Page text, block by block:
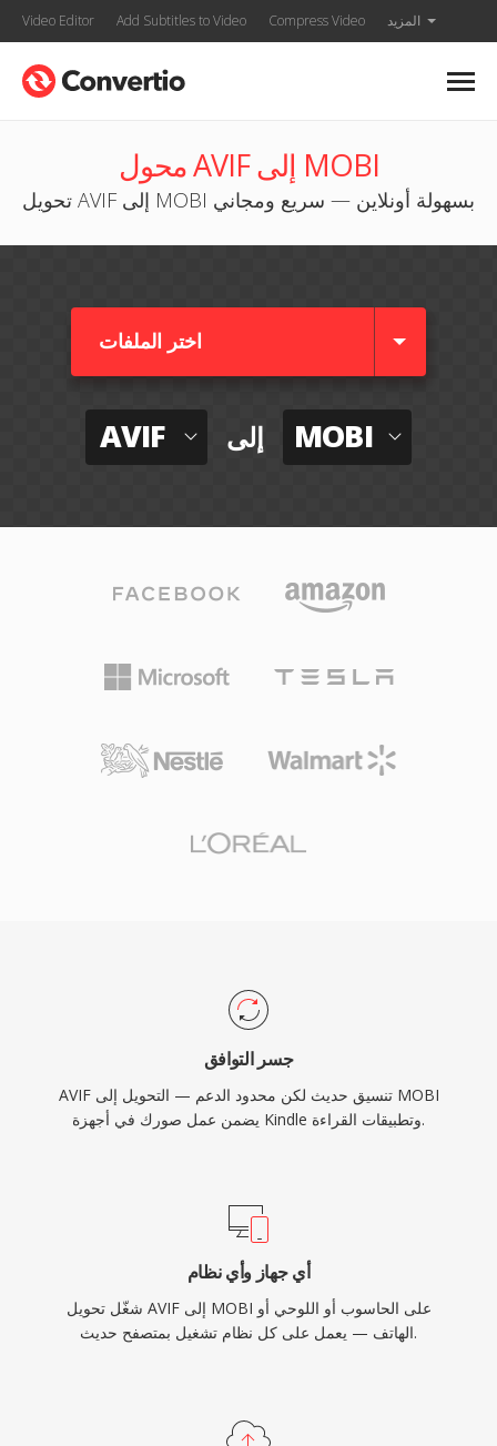
Video Editor Add Subtitles to Video Compress Video المزيد
محول AVIF إلى MOBI
تحويل AVIF إلى MOBI بسهولة أونلاين — سريع ومجاني
اختر الملفات
AVIF إلى MOBI
جسر التوافق
AVIF تنسيق حديث لكن محدود الدعم — التحويل إلى MOBI
يضمن عمل صورك في أجهزة Kindle وتطبيقات القراءة.
أي جهاز وأي نظام
شغّل تحويل AVIF إلى MOBI على الحاسوب أو اللوحي أو
الهاتف — يعمل على كل نظام تشغيل بمتصفح حديث.